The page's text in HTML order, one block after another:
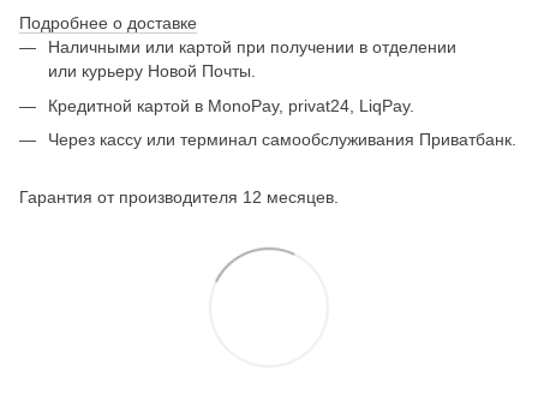
Подробнее о доставке
Наличными или картой при получении в отделении
или курьеру Новой Почты.
Кредитной картой в MonoPay, privat24, LiqPay.
Через кассу или терминал самообслуживания Приватбанк.
Гарантия от производителя 12 месяцев.